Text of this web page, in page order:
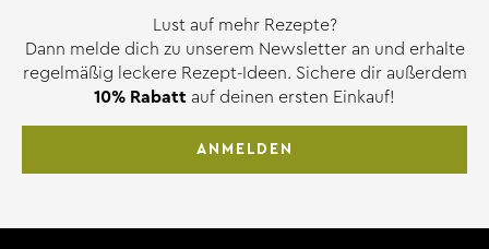
Lust auf mehr Rezepte?
Dann melde dich zu unserem Newsletter an und erhalte
regelmäßig leckere Rezept-Ideen. Sichere dir außerdem
10% Rabatt auf deinen ersten Einkauf!
ANMELDEN